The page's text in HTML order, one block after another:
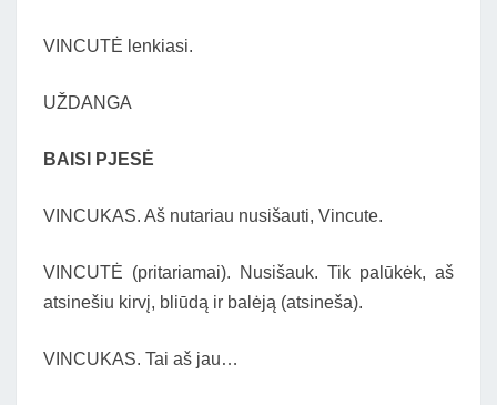
VINCUTĖ lenkiasi.
UŽDANGA
BAISI PJESĖ
VINCUKAS. Aš nutariau nusišauti, Vincute.
VINCUTĖ (pritariamai). Nusišauk. Tik palūkėk, aš
atsinešiu kirvį, bliūdą ir balėją (atsineša).
VINCUKAS. Tai aš jau…